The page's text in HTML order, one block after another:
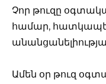
Չոր թուզը
համար,
Ամեն օր թուզ